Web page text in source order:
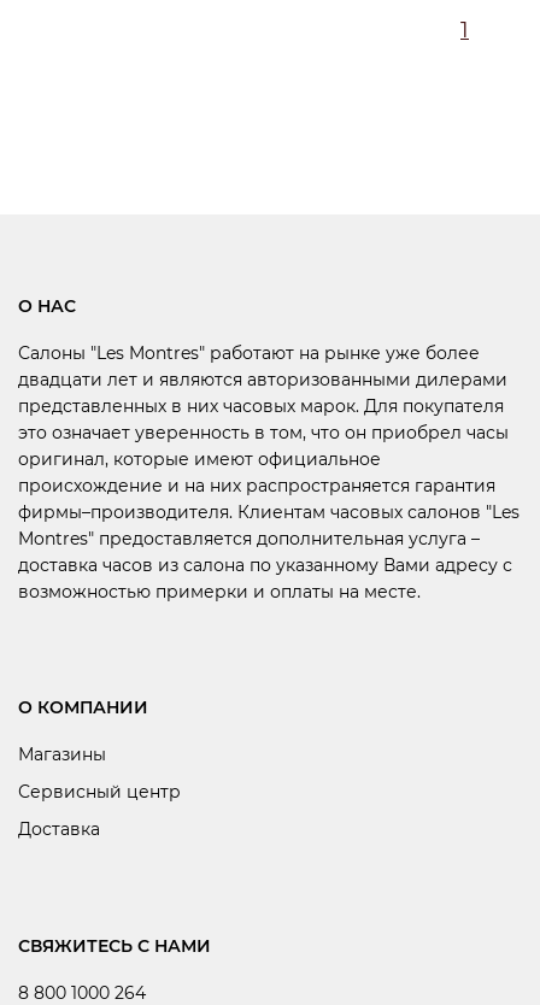
1
О НАС
Салоны "Les Montres" работают на рынке уже более
двадцати лет и являются авторизованными дилерами
представленных в них часовых марок. Для покупателя
это означает уверенность в том, что он приобрел часы
оригинал, которые имеют официальное
происхождение и на них распространяется гарантия
фирмы–производителя. Клиентам часовых салонов "Les
Montres" предоставляется дополнительная услуга –
доставка часов из салона по указанному Вами адресу с
возможностью примерки и оплаты на месте.
О КОМПАНИИ
Магазины
Сервисный центр
Доставка
СВЯЖИТЕСЬ С НАМИ
8 800 1000 264